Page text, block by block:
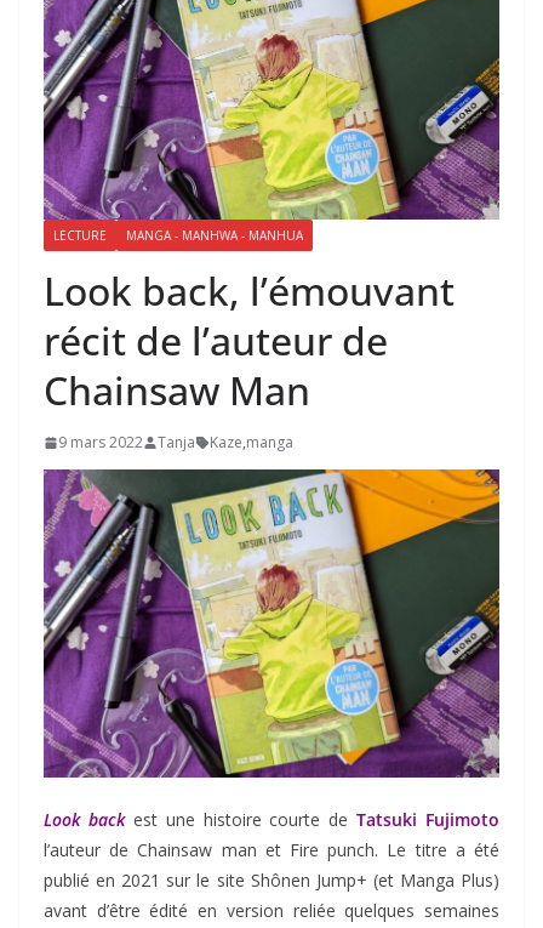
LECTURE MANGA - MANHWA - MANHUA
Look back, l’émouvant
récit de l’auteur de
Chainsaw Man
9 mars 2022 Tanja Kaze,manga
Look backest une histoire courte deTatsuki Fujimoto
l’auteur de Chainsaw man et Fire punch. Le titre a été
publié en 2021 sur le site Shônen Jump+ (et Manga Plus)
avant d’être édité en version reliée quelques semaines